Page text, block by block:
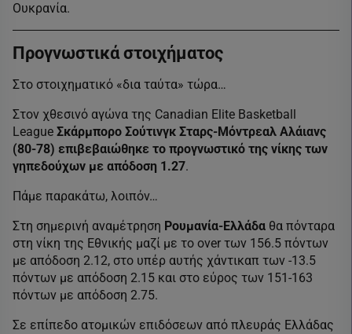
Ουκρανία.
Προγνωστικά στοιχήματος
Στο στοιχηματικό «δια ταύτα» τώρα…
Στον χθεσινό αγώνα της Canadian Elite Basketball
League Σκάρμπορο Σούτινγκ Σταρς-Μόντρεαλ Αλάιανς
(80-78) επιβεβαιώθηκε το προγνωστικό της νίκης των
γηπεδούχων με απόδοση 1.27.
Πάμε παρακάτω, λοιπόν…
Στη σημερινή αναμέτρηση Ρουμανία-Ελλάδα θα πόνταρα
στη νίκη της Εθνικής μαζί με το over των 156.5 πόντων
με απόδοση 2.12, στο υπέρ αυτής χάντικαπ των -13.5
πόντων με απόδοση 2.15 και στο εύρος των 151-163
πόντων με απόδοση 2.75.
Σε επίπεδο ατομικών επιδόσεων από πλευράς Ελλάδας